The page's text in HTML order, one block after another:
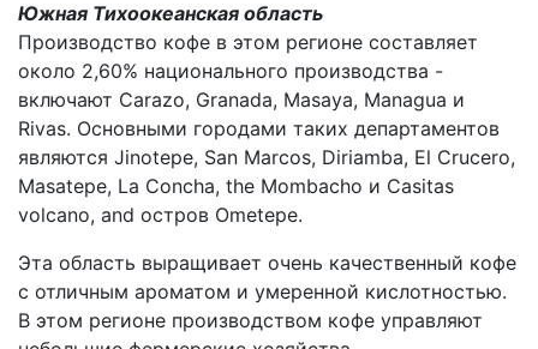
Южная Тихоокеанская область
Производство кофе в этом регионе составляет
около 2,60% национального производства -
включают Carazo, Granada, Masaya, Managua и
Rivas. Основными городами таких департаментов
являются Jinotepe, San Marcos, Diriamba, El Crucero,
Masatepe, La Concha, the Mombacho и Casitas
volcano, and остров Ometepe.
Эта область выращивает очень качественный кофе
с отличным ароматом и умеренной кислотностью.
В этом регионе производством кофе управляют